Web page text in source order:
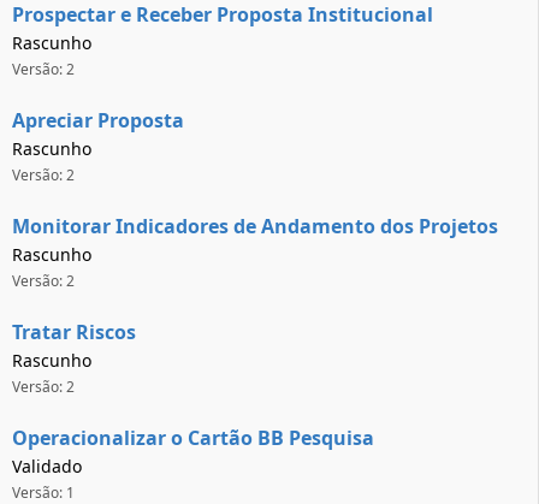
Prospectar e Receber Proposta Institucional
Rascunho
Versão: 2
Apreciar Proposta
Rascunho
Versão: 2
Monitorar Indicadores de Andamento dos Projetos
Rascunho
Versão: 2
Tratar Riscos
Rascunho
Versão: 2
Operacionalizar o Cartão BB Pesquisa
Validado
Versão: 1